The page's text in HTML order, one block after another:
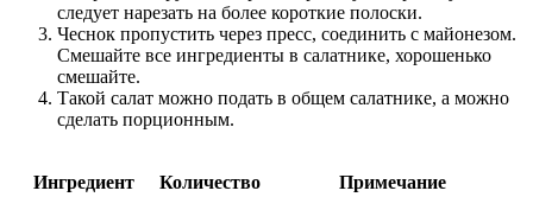
следует нарезать на более короткие полоски.
Чеснок пропустить через пресс, соединить с майонезом.
Смешайте все ингредиенты в салатнике, хорошенько
смешайте.
Такой салат можно подать в общем салатнике, а можно
сделать порционным.
Ингредиент Количество
Примечание